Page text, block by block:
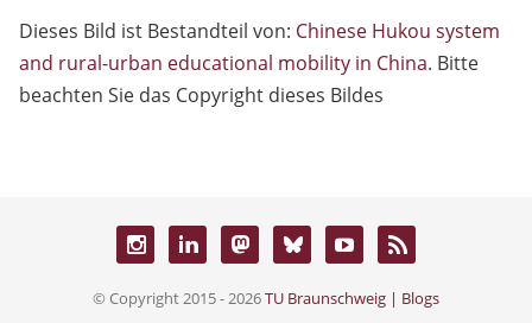
Dieses Bild ist Bestandteil von: Chinese Hukou system
and rural-urban educational mobility in China. Bitte
beachten Sie das Copyright dieses Bildes
© Copyright 2015 - 2026TU Braunschweig | Blogs